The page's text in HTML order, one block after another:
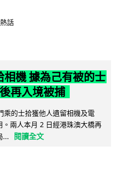
話
機 據為己有被的士
再入境被捕
的士拾獲他人遺留相機及電
兩人本月 2 日經港珠澳大橋再
...
閱讀全文